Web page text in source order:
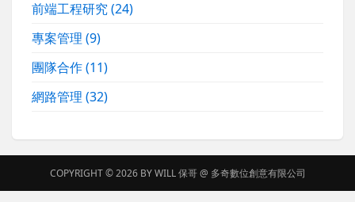
前端工程研究(24)
專案管理(9)
團隊合作(11)
網路管理(32)
COPYRIGHT © 2026 BYWILL 保哥@ 多奇數位創意有限公司